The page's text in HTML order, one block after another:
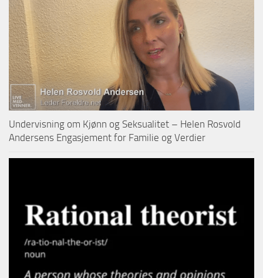
Undervisning om Kjønn og Seksualitet – Helen Rosvold
Andersens Engasjement for Familie og Verdier